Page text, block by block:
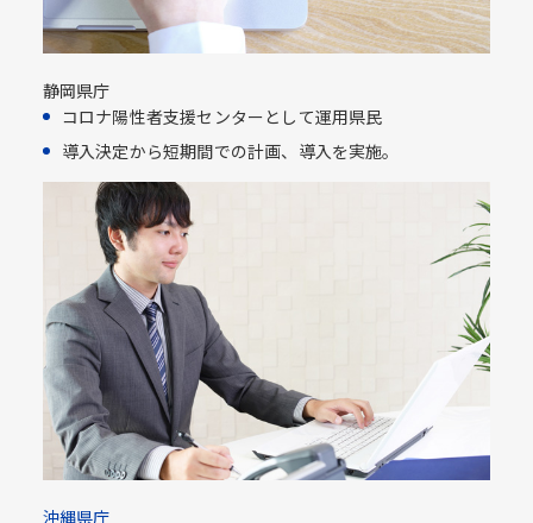
静岡県庁
コロナ陽性者支援センターとして運用県民​
導入決定から短期間での計画、導入を実施。
沖縄県庁